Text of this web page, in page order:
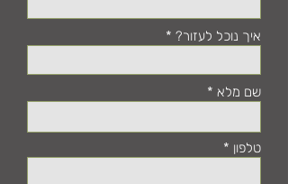
איך נוכל לעזור?
שם מלא
טלפון